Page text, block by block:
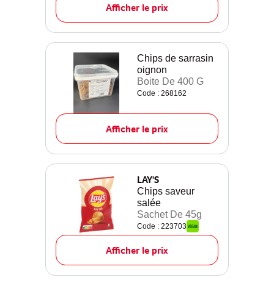
Afficher le prix
Chips de sarrasin
oignon
Boite De 400 G
Code : 268162
Afficher le prix
LAY'S
Chips saveur
salée
Sachet De 45g
Code : 223703
Afficher le prix